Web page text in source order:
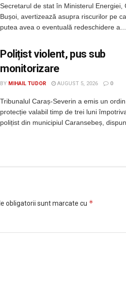
Secretarul de stat în Ministerul Energiei,
Bușoi, avertizează asupra riscurilor pe
putea avea o eventuală redeschidere a...
Polițist violent, pus sub
monitorizare
BY MIHAIL TUDOR AUGUST 5, 2026 0
Tribunalul Caraș-Severin a emis un
protecție valabil timp de trei luni
polițist din municipiul Caransebeș,
obligatorii sunt marcate cu *